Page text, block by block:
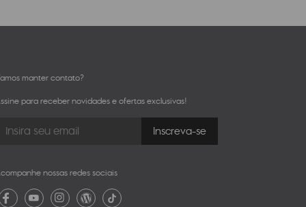
manter contato?
para receber novidades e ofertas exclusivas!
nossas redes sociais